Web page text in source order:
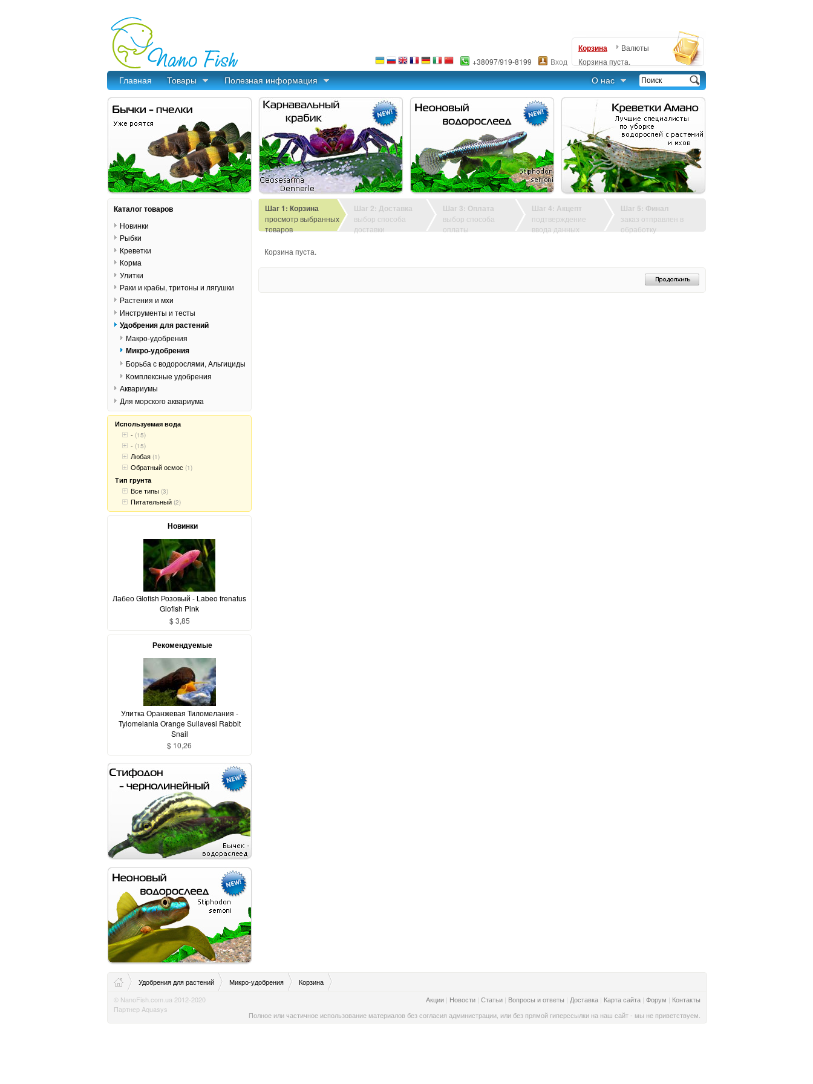
Валюты
Корзина
Корзина пуста.
+38097/919-8199 Вход
Главная Товары Полезная информация О нас
Шаг 1: Корзина
просмотр выбранных
товаров
Шаг 2: Доставка
выбор способа
доставки
Шаг 3: Оплата
выбор способа
оплаты
Шаг 4: Акцепт
подтверждение
ввода данных
Шаг 5: Финал
заказ отправлен в
обработку
Корзина пуста.
Каталог товаров
Новинки
Рыбки
Креветки
Корма
Улитки
Раки и крабы, тритоны и лягушки
Растения и мхи
Инструменты и тесты
Удобрения для растений
Макро-удобрения
Микро-удобрения
Борьба с водорослями, Альгициды
Комплексные удобрения
Аквариумы
Для морского аквариума
Используемая вода
- (15)
- (15)
Любая (1)
Обратный осмос (1)
Тип грунта
Все типы (3)
Питательный (2)
Новинки
Лабео Glofish Розовый - Labeo frenatus
Glofish Pink
$ 3,85
Рекомендуемые
Улитка Оранжевая Тиломелания -
Tylomelania Orange Sullavesi Rabbit
Snail
$ 10,26
Удобрения для растений Микро-удобрения
Корзина
© NanoFish.com.ua 2012-2020
Партнер Aquasys
Акции | Новости | Статьи | Вопросы и ответы | Доставка | Карта сайта | Форум | Контакты
Полное или частичное использование материалов без согласия администрации, или без прямой гиперссылки на наш сайт - мы не приветствуем.